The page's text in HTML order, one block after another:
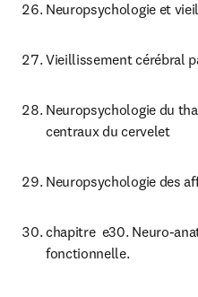
Neuropsychologie et
Vieillissement cérébral
Neuropsychologie du
centraux du cervelet
Neuropsychologie des
chapitre  e30. Neuro-
fonctionnelle.